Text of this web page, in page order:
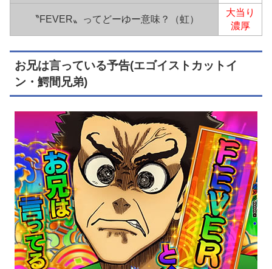
〝FEVER〟ってどーゆー意味？（虹）
大当り
濃厚
お兄は言っている予告(エゴイストカットイ
ン・鰐間兄弟)